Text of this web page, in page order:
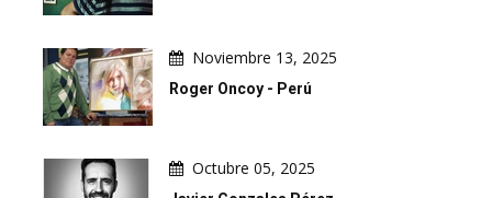
Noviembre 13, 2025
Roger Oncoy - Perú
Octubre 05, 2025